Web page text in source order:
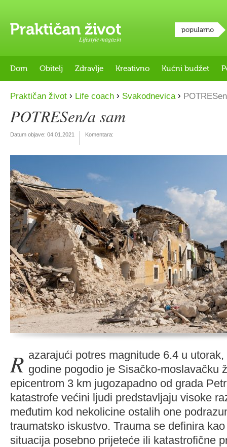
Lifestyle magazin
popularno
Dom Obitelj Zdravlje Kreativno Kućni budžet
Praktičan život › Life coach › Svakodnevica ›
POTRESen/a sam
Datum objave: 04.01.2021 Komentara:
Razarajući potres magnitude 6.4 u utorak, 12. prosinca 2020. godine pogodio je Sisačko-moslavačku
epicentrom 3 km jugozapadno od grada
katastrofe većini ljudi predstavljaju visoke
međutim kod nekolicine ostalih one
traumatsko iskustvo. Trauma se definira
situacija posebno prijeteće ili katastrofične